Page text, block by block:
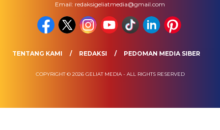
Email: redaksigeliatmedia@gmail.com
TENTANG KAMI REDAKSI PEDOMAN MEDIA SIBER
COPYRIGHT © 2026 GELIAT MEDIA - ALL RIGHTS RESERVED